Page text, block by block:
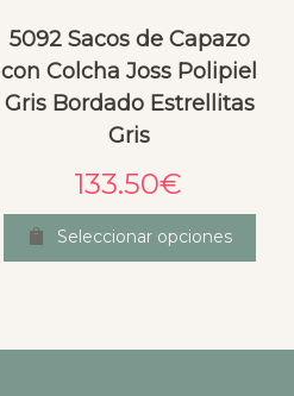
5092 Sacos de Capazo
con Colcha Joss Polipiel
Gris Bordado Estrellitas
Gris
133.50€
Seleccionar opciones